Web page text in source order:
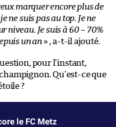
marquer encore plus de
ne suis pas au top. Je ne
niveau. Je suis à 60 – 70%
un an» , a-t-il ajouté.
pour l’instant,
Qu’est-ce que
?
le FC Metz